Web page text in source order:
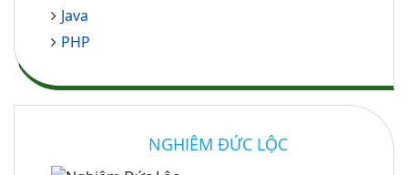
Java
PHP
NGHIÊM ĐỨC LỘC